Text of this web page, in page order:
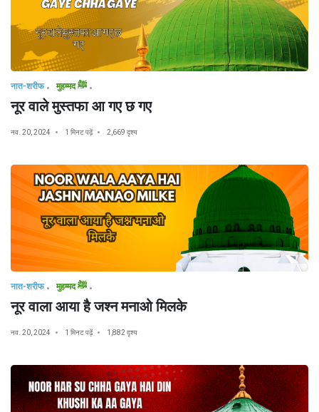
नात-शरीफ मुहम्मद ﷺ
नूर वाले मुस्तफा आ गए छ गए
नव. 20, 2024 1 मिनट पढ़ें 2,669 दृश्य
नात-शरीफ मुहम्मद ﷺ
नूर वाला आया है जश्न मनाओ मिलके
नव. 20, 2024 1 मिनट पढ़ें 1,882 दृश्य